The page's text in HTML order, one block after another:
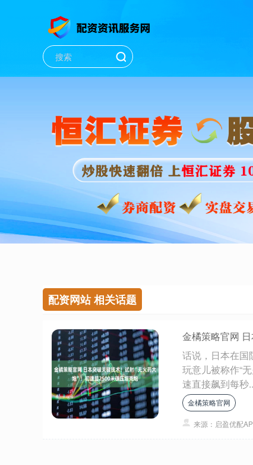
配资网站 相关话题
金橘策略官网
话说，日本在国
玩意儿被称作“
速直接飙到每秒
金橘策略官网
来源：启盈优配